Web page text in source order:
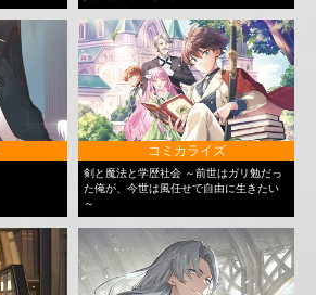
コミカライズ
剣と魔法と学歴社会 ～前世はガリ勉だっ
た俺が、今世は風任せで自由に生きたい
～